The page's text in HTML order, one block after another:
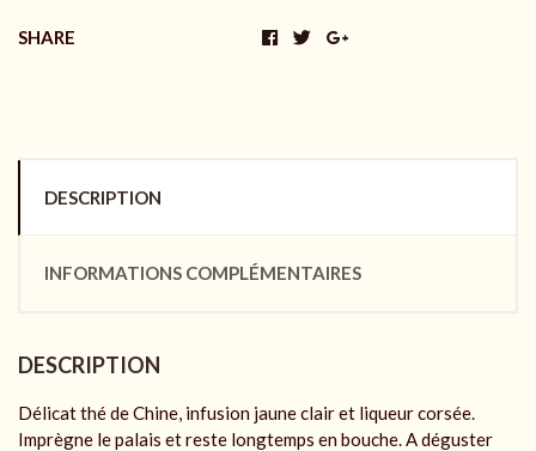
SHARE
DESCRIPTION
INFORMATIONS COMPLÉMENTAIRES
DESCRIPTION
Délicat thé de Chine, infusion jaune clair et liqueur corsée.
Imprègne le palais et reste longtemps en bouche. A déguster